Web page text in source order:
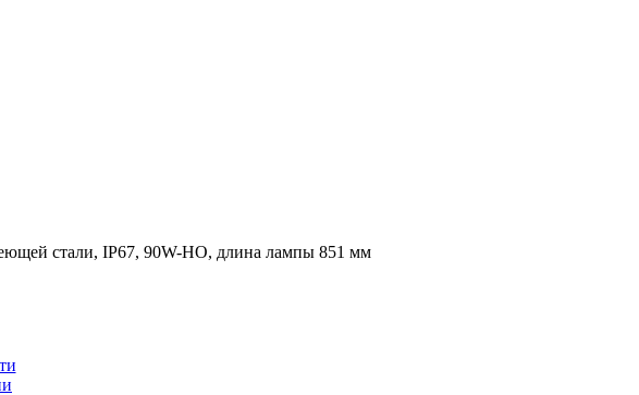
стали, IP67, 90W-HO, длина лампы 851 мм